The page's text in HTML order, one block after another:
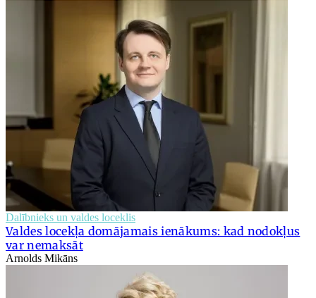
Dalībnieks un valdes loceklis
Valdes locekļa domājamais ienākums: kad nodokļus
var nemaksāt
Arnolds Mikāns